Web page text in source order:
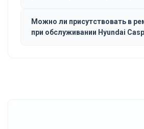
Можно ли присутствовать в
при обслуживании Hyundai